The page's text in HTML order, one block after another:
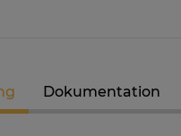
Dokumentation